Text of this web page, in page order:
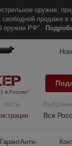
оружие,
продаже в
оружии РФ".
в России*
гость
Вся
ГарантАнти-